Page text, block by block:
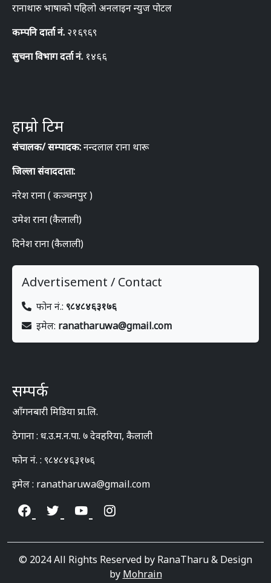
रानाथारु भाषाको पहिलो अनलाइन न्युज पोटल
कम्पनि दार्ता नं. २१६९६९
सुचना विभाग दर्ता नं. १४६६
हाम्रो टिम
संचालक/ सम्पादक:नन्दलाल राना थारू
जिल्ला संवाददाता:
नरेश राना ( कञ्चनपुर )
उमेश राना (कैलाली)
दिनेश राना (कैलाली)
Advertisement / Contact
फोन नं.: ९८४८४६३१७६
इमेल: ranatharuwa@gmail.com
सम्पर्क
आँगनबारी मिडिया प्रा.लि.
ठेगाना : ध.उ.म.न.पा. ७ देवहरिया, कैलाली
फोन नं. : ९८४८४६३१७६
इमेल : ranatharuwa@gmail.com
© 2024 All Rights Reserved by RanaTharu & Design
by Mohrain